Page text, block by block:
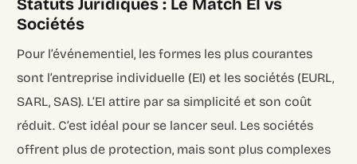
Sociétés
Pour l’événementiel, les formes les plus courantes
sont l’entreprise individuelle (EI) et les sociétés (EURL,
SARL, SAS). L’EI attire par sa simplicité et son coût
réduit. C’est idéal pour se lancer seul. Les sociétés
offrent plus de protection, mais sont plus complexes